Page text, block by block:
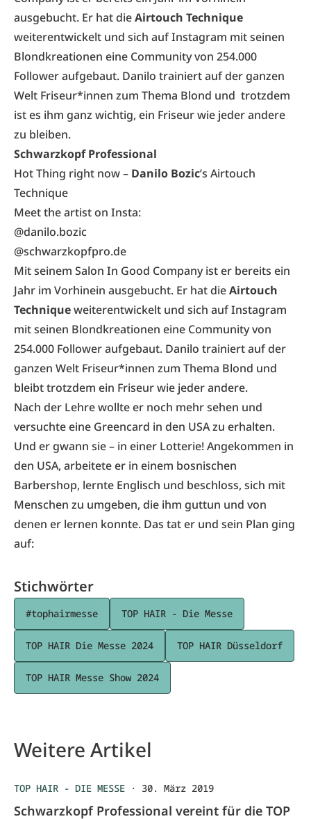
ausgebucht. Er hat dieAirtouch Technique
weiterentwickelt und sich auf Instagram mit seinen
Blondkreationen eine Community von 254.000
Follower aufgebaut. Danilo trainiert auf der ganzen
Welt Friseur*innen zum Thema Blond und trotzdem
ist es ihm ganz wichtig, ein Friseur wie jeder andere
zu bleiben.
Schwarzkopf Professional
Hot Thing right now – Danilo Bozic’s Airtouch
Technique
Meet the artist on Insta:
@danilo.bozic
@schwarzkopfpro.de
Mit seinem Salon In Good Company ist er bereits ein
Jahr im Vorhinein ausgebucht. Er hat dieAirtouch
Techniqueweiterentwickelt und sich auf Instagram
mit seinen Blondkreationen eine Community von
254.000 Follower aufgebaut. Danilo trainiert auf der
ganzen Welt Friseur*innen zum Thema Blond und
bleibt trotzdem ein Friseur wie jeder andere.
Nach der Lehre wollte er noch mehr sehen und
versuchte eine Greencard in den USA zu erhalten.
Und er gwann sie – in einer Lotterie! Angekommen in
den USA, arbeitete er in einem bosnischen
Barbershop, lernte Englisch und beschloss, sich mit
Menschen zu umgeben, die ihm guttun und von
denen er lernen konnte. Das tat er und sein Plan ging
auf:
Stichwörter
#tophairmesse TOP HAIR - Die Messe
TOP HAIR Die Messe 2024 TOP HAIR Düsseldorf
TOP HAIR Messe Show 2024
Weitere Artikel
TOP HAIR - DIE MESSE · 30. März 2019
Schwarzkopf Professional vereint für die TOP